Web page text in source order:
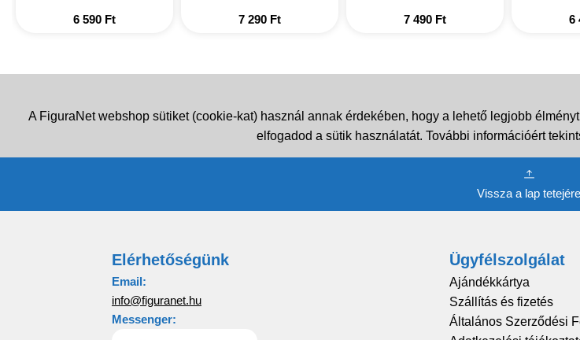
6 590 Ft
7 290 Ft 7 490 Ft 6
A FiguraNet webshop sütiket (cookie-kat) használ annak érdekében, hogy a lehető legjobb
elfogadod a sütik használatát. További információért
Vissza a lap tetejére
Elérhetőségünk
Email:
info@figuranet.hu
Messenger:
Ügyfélszolgálat
Ajándékkártya
Szállítás és fizetés
Általános Szerződési